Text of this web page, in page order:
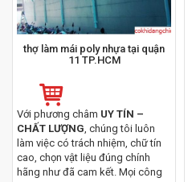
thợ làm mái poly nhựa tại quận
11 TP.HCM
Với phương châm UY TÍN –
CHẤT LƯỢNG, chúng tôi luôn
làm việc có trách nhiệm, chữ tín
cao, chọn vật liệu đúng chính
hãng như đã cam kết. Mọi công